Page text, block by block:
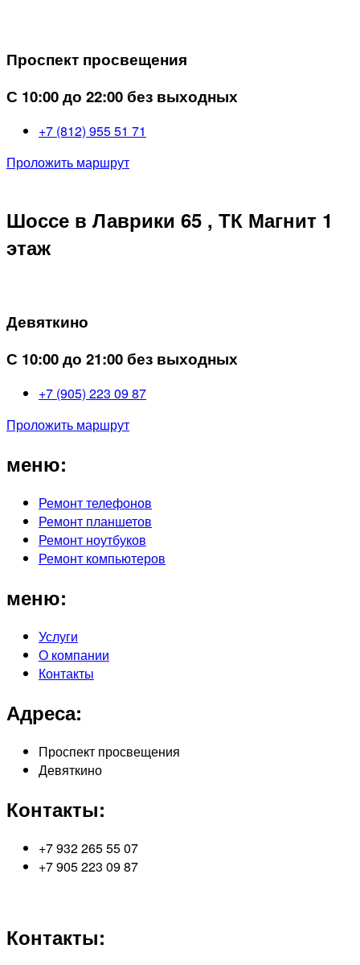
Проспект просвещения
С 10:00 до 22:00 без выходных
+7 (812) 955 51 71
Проложить маршрут
Шоссе в Лаврики 65 , ТК Магнит 1
этаж
Девяткино
С 10:00 до 21:00 без выходных
+7 (905) 223 09 87
Проложить маршрут
меню:
Ремонт телефонов
Ремонт планшетов
Ремонт ноутбуков
Ремонт компьютеров
меню:
Услуги
О компании
Контакты
Адреса:
Проспект просвещения
Девяткино
Контакты:
+7 932 265 55 07
+7 905 223 09 87
Контакты: